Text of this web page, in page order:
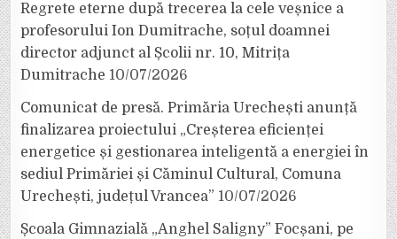
Regrete eterne după trecerea la cele veșnice a
profesorului Ion Dumitrache, soțul doamnei
director adjunct al Școlii nr. 10, Mitrița
Dumitrache 10/07/2026
Comunicat de presă. Primăria Urechești anunță
finalizarea proiectului „Creșterea eficienței
energetice și gestionarea inteligentă a energiei în
sediul Primăriei și Căminul Cultural, Comuna
Urechești, județul Vrancea” 10/07/2026
Școala Gimnazială „Anghel Saligny” Focșani, pe